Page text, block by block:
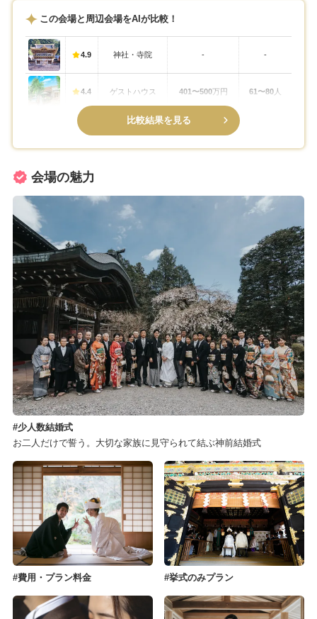
この会場と周辺会場をAIが比較！
4.9 神社・寺院 - -
4.4 ゲストハウス 401〜500万円 61〜80 人
比較結果を見る
会場の魅力
少人数結婚式
お二人だけで誓う。大切な家族に見守られて結ぶ神前結婚式
費用・プラン料金 挙式のみプラン